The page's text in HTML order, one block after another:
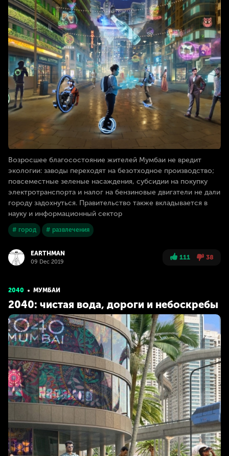
Возросшее благосостояние жителей Мумбаи не вредит
экологии: заводы переходят на безотходное производство;
повсеместные зеленые насаждения, субсидии на покупку
электротранспорта и налог на бензиновые двигатели не дали
городу задохнуться. Правительство также вкладывается в
науку и информационный сектор
# город # развлечения
EARTHMAN
09 Dec 2019
111 38
2040 МУМБАИ
2040: чистая вода, дороги и небоскребы